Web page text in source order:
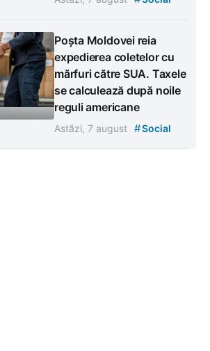
Poșta Moldovei reia
expedierea coletelor cu
mărfuri către SUA. Taxele
se calculează după noile
reguli americane
Astăzi, 7 august #Social